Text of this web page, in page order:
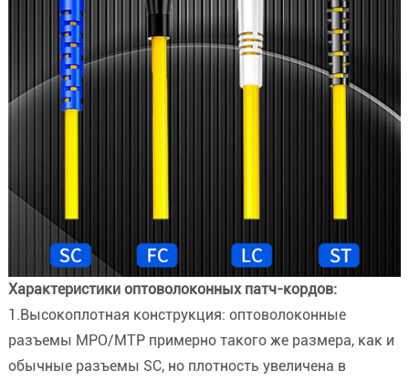
Характеристики оптоволоконных патч-кордов:
1.Высокоплотная конструкция: оптоволоконные
разъемы MPO/MTP примерно такого же размера, как и
обычные разъемы SC, но плотность увеличена в